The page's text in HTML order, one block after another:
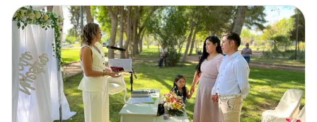
Convocatorias
Intranet
Login